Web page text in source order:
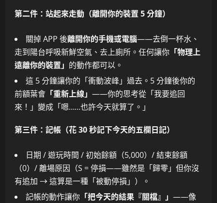
第二件：站起來走動（離開你的裝置 5 分鐘）
關掉 APP 後離開你的手機或電腦——去倒一杯水、
走到陽台呼吸新鮮空氣、去上廁所。任何讓你 「物理上
遠離你的裝置」 的動作都可以。
這 5 分鐘讓你的「衝動波峰」過去。5 分鐘後你的
前額葉會 「重新上線」 ——你的思考從「我要追回
來！」變成「嗯……也許今天就算了。」
第三件：記帳（花 30 秒記下今天的五欄日記）
日期 / 遊玩時間 / 初始餘額（5,000）/ 結束餘額
（0）/ 離場原因（S = 停損——雖然是「歸零」但你沒
有追加 → 這算是一種「被動停損」）。
記帳的動作讓你 「把今天的結果『關檔』」 ——像